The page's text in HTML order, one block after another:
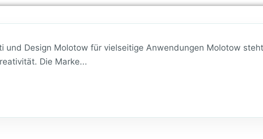
und Design Molotow für vielseitige Anwendungen Molotow
Die Marke...